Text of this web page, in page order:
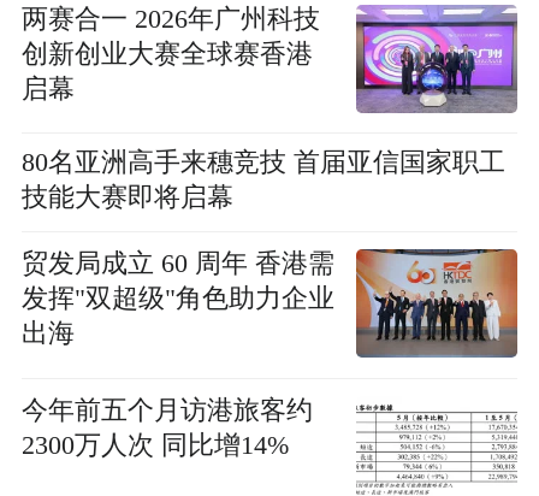
两赛合一 2026年广州科技
创新创业大赛全球赛香港
启幕
80名亚洲高手来穗竞技 首届亚信国家职工
技能大赛即将启幕
贸发局成立 60 周年 香港需
发挥"双超级"角色助力企业
出海
今年前五个月访港旅客约
2300万人次 同比增14%